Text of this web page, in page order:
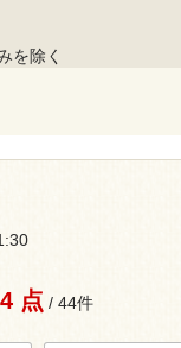
を除く
点 / 44件